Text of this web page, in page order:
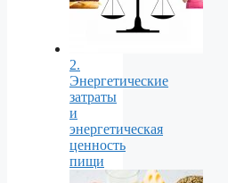
2.
Энергетические
затраты
и
энергетическая
ценность
пищи